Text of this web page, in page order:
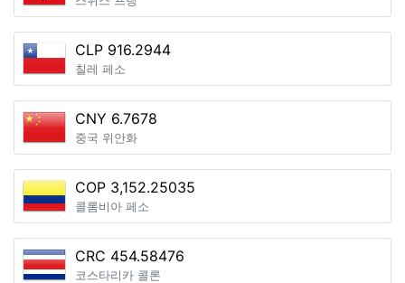
CLP 916.2944
칠레 페소
CNY 6.7678
중국 위안화
COP 3,152.25035
콜롬비아 페소
CRC 454.58476
코스타리카 콜론